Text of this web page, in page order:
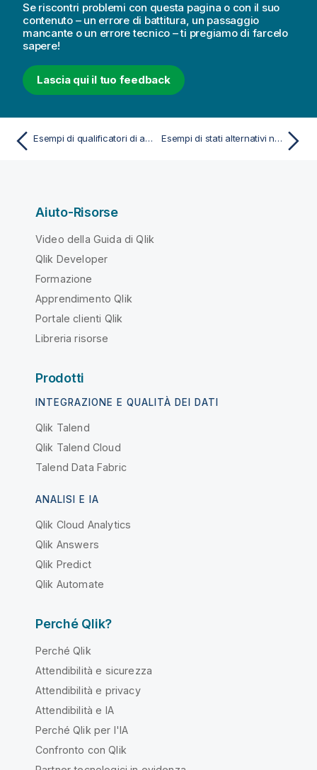
Se riscontri problemi con questa pagina o con il suo
contenuto – un errore di battitura, un passaggio
mancante o un errore tecnico – ti pregiamo di farcelo
sapere!
Lascia qui il tuo feedback
Esempi di qualificatori di aggregazione Esempi di stati alternativi nelle espressioni grafiche
Aiuto-Risorse
Video della Guida di Qlik
Qlik Developer
Formazione
Apprendimento Qlik
Portale clienti Qlik
Libreria risorse
Prodotti
INTEGRAZIONE E QUALITÀ DEI DATI
Qlik Talend
Qlik Talend Cloud
Talend Data Fabric
ANALISI E IA
Qlik Cloud Analytics
Qlik Answers
Qlik Predict
Qlik Automate
Perché Qlik?
Perché Qlik
Attendibilità e sicurezza
Attendibilità e privacy
Attendibilità e IA
Perché Qlik per l'IA
Confronto con Qlik